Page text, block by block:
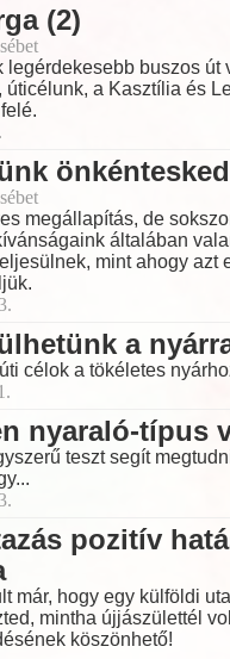
(2)
legérdekesebb buszos út
úticélunk, a Kasztília és
megállapítás, de
általában
mint ahogy azt
a
célok a tökéletes
nyaraló-típus
teszt segít
pozitív
már, hogy egy külföldi
mintha újjászülettél
köszönhető!